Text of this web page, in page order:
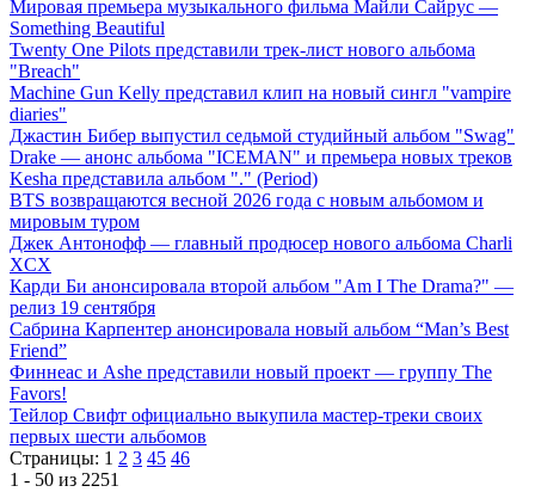
Мировая премьера музыкального фильма Майли Сайрус —
Something Beautiful
Twenty One Pilots представили трек-лист нового альбома
"Breach"
Machine Gun Kelly представил клип на новый сингл "vampire
diaries"
Джастин Бибер выпустил седьмой студийный альбом "Swag"
Drake — анонс альбома "ICEMAN" и премьера новых треков
Kesha представила альбом "." (Period)
BTS возвращаются весной 2026 года с новым альбомом и
мировым туром
Джек Антонофф — главный продюсер нового альбома Charli
XCX
Карди Би анонсировала второй альбом "Am I The Drama?" —
релиз 19 сентября
Сабрина Карпентер анонсировала новый альбом “Man’s Best
Friend”
Финнеас и Ashe представили новый проект — группу The
Favors!
Тейлор Свифт официально выкупила мастер-треки своих
первых шести альбомов
Страницы: 1 2 3 45 46
1 - 50 из 2251